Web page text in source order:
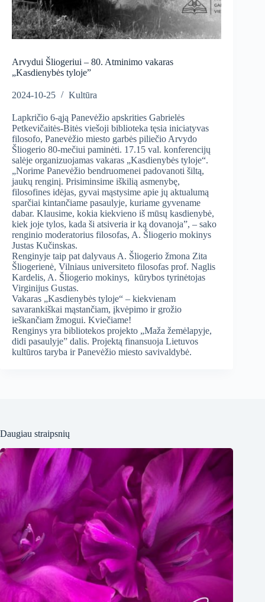
Arvydui Šliogeriui – 80. Atminimo vakaras
„Kasdienybės tyloje”
2024-10-25 Kultūra
Lapkričio 6-ąją Panevėžio apskrities Gabrielės
Petkevičaitės-Bitės viešoji biblioteka tęsia iniciatyvas
filosofo, Panevėžio miesto garbės piliečio Arvydo
Šliogerio 80-mečiui paminėti. 17.15 val. konferencijų
salėje organizuojamas vakaras „Kasdienybės tyloje“.
„Norime Panevėžio bendruomenei padovanoti šiltą,
jaukų renginį. Prisiminsime iškilią asmenybę,
filosofines idėjas, gyvai mąstysime apie jų aktualumą
sparčiai kintančiame pasaulyje, kuriame gyvename
dabar. Klausime, kokia kiekvieno iš mūsų kasdienybė,
kiek joje tylos, kada ši atsiveria ir ką dovanoja”, – sako
renginio moderatorius filosofas, A. Šliogerio mokinys
Justas Kučinskas.
Renginyje taip pat dalyvaus A. Šliogerio žmona Zita
Šliogerienė, Vilniaus universiteto filosofas prof. Naglis
Kardelis, A. Šliogerio mokinys, kūrybos tyrinėtojas
Virginijus Gustas.
Vakaras „Kasdienybės tyloje“ – kiekvienam
savarankiškai mąstančiam, įkvėpimo ir grožio
ieškančiam žmogui. Kviečiame!
Renginys yra bibliotekos projekto „Maža žemėlapyje,
didi pasaulyje” dalis. Projektą finansuoja Lietuvos
kultūros taryba ir Panevėžio miesto savivaldybė.
Daugiau straipsnių